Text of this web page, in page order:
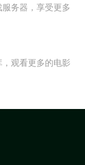
务器，享受更多
观看更多的电影